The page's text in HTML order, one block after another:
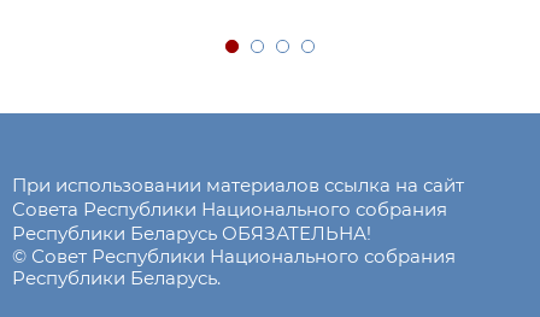
При использовании материалов ссылка на сайт
Совета Республики Национального собрания
Республики Беларусь ОБЯЗАТЕЛЬНА!
© Совет Республики Национального собрания
Республики Беларусь.